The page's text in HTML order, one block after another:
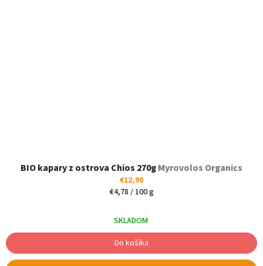
BIO kapary z ostrova Chios 270gMyrovolos Organics
€12,90
Jednotková
€4,78 / 100 g
SKLADOM
Do košíka